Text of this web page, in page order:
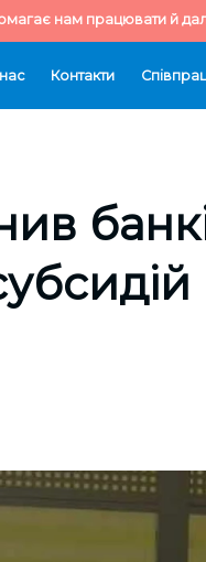
нам працювати й
Контакти